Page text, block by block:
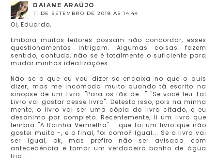
DAIANE ARAÚJO
11 DE SETEMBRO DE 2018 ÀS 14:44
Oi, Eduardo,
Embora muitos leitores possam não concordar, esses
questionamentos intrigam. Algumas coisas fazem
sentido, contudo, não se é totalmente o suficiente para
mudar minhas idealizações.
Não se o que eu vou dizer se encaixa no que o quis
dizer, mas me incomoda muito quando tá escrito na
sinopse de um livro: "Para os fãs de..." "Se você leu Tal
Livro vai gostar desse livro". Detesto isso, pois na minha
mente, o livro vai ser uma cópia do livro citado, e eu
desanimo por completo. Recentemente, li um livro que
lembra "A Rainha Vermelha" - que foi um livro que não
gostei muito -, e o final, foi como? Igual... Se o livro vai
ser igual, ok, mas prefiro não ser avisada com
antecedência e tomar um verdadeiro banho de água
fria...